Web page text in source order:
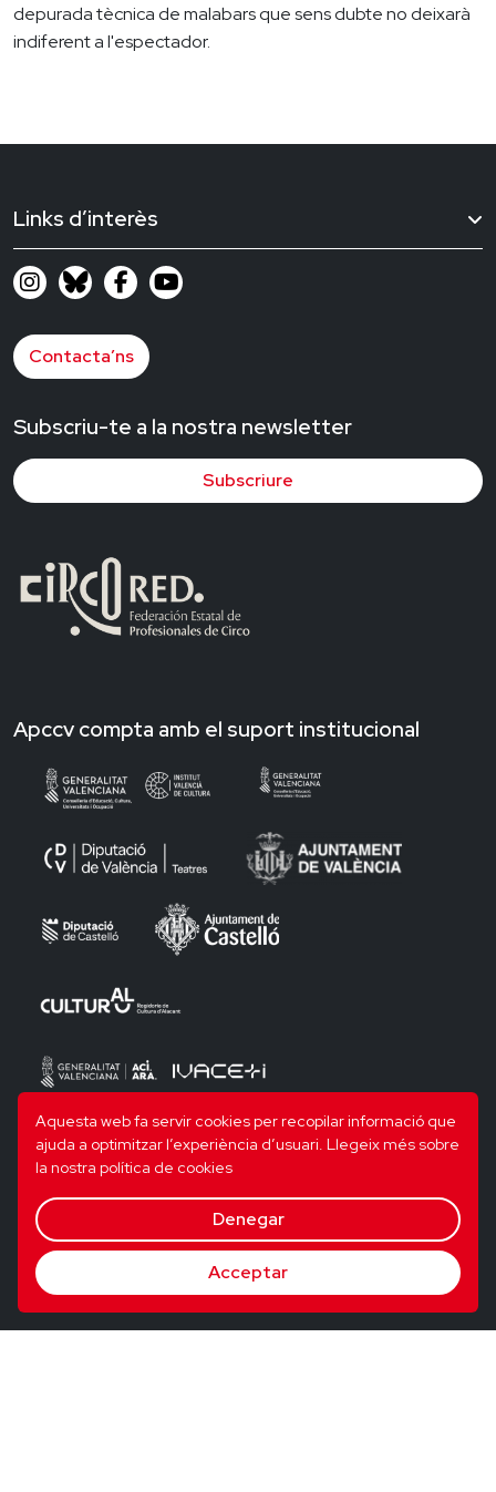
Aquesta web fa servir cookies per recopilar informació que
ajuda a optimitzar l’experiència d’usuari. Llegeix més sobre
la nostra política de cookies
Denegar
Acceptar
depurada tècnica de malabars que sens dubte no deixarà
indiferent a l'espectador.
Links d’interès
Contacta’ns
Subscriu-te a la nostra newsletter
Subscriure
Apccv compta amb el suport institucional